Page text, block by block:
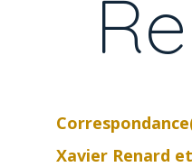
Xavier Renard et